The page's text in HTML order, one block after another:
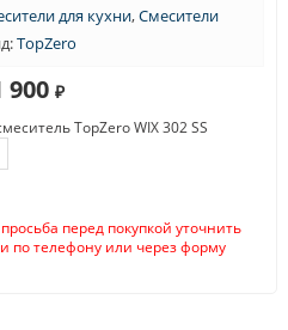
для кухни,Смесители
TopZero
900 ₽
TopZero WIX 302 SS
перед покупкой уточнить
по телефону или через форму